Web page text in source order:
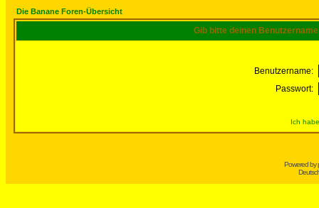
Die Banane Foren-Übersicht
Gib bitte deinen
Benutzername:
Passwort:
Ich
Powered by